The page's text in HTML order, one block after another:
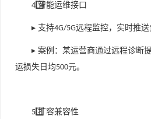
4️⃣ 智能运维接口
▸ 支持4G/5G远程监控，实时推送
▸ 案例：某运营商通过远程诊断
运损失日均500元。
5️⃣ 扩容兼容性